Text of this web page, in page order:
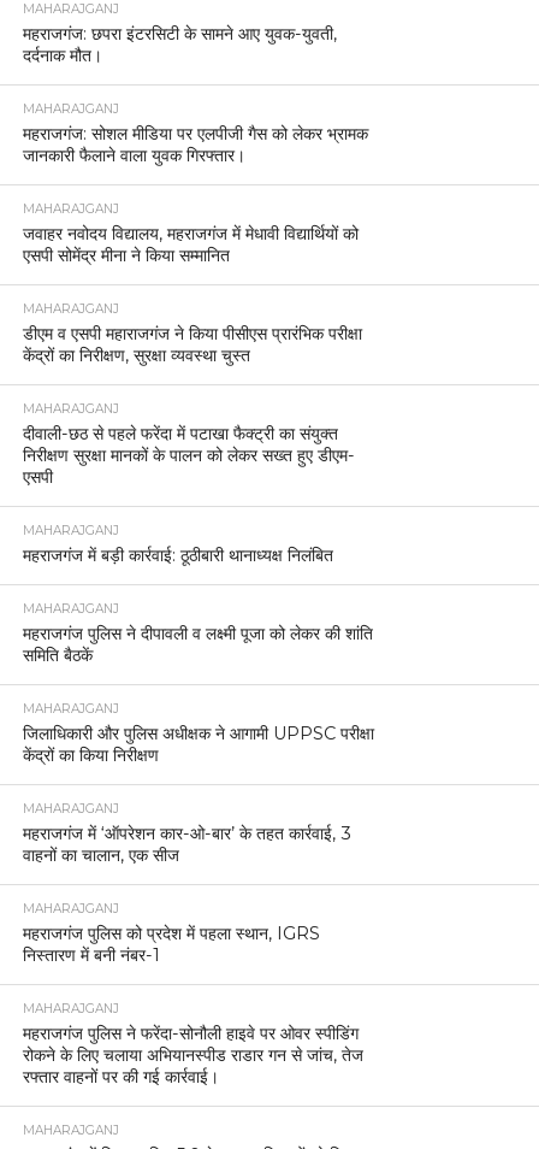
MAHARAJGANJ
महराजगंज: छपरा इंटरसिटी के सामने आए युवक-युवती,
दर्दनाक मौत।
MAHARAJGANJ
महराजगंज: सोशल मीडिया पर एलपीजी गैस को लेकर भ्रामक
जानकारी फैलाने वाला युवक गिरफ्तार।
MAHARAJGANJ
जवाहर नवोदय विद्यालय, महराजगंज में मेधावी विद्यार्थियों को
एसपी सोमेंद्र मीना ने किया सम्मानित
MAHARAJGANJ
डीएम व एसपी महाराजगंज ने किया पीसीएस प्रारंभिक परीक्षा
केंद्रों का निरीक्षण, सुरक्षा व्यवस्था चुस्त
MAHARAJGANJ
दीवाली-छठ से पहले फरेंदा में पटाखा फैक्ट्री का संयुक्त
निरीक्षण सुरक्षा मानकों के पालन को लेकर सख्त हुए डीएम-
एसपी
MAHARAJGANJ
महराजगंज में बड़ी कार्रवाई: ठूठीबारी थानाध्यक्ष निलंबित
MAHARAJGANJ
महराजगंज पुलिस ने दीपावली व लक्ष्मी पूजा को लेकर की शांति
समिति बैठकें
MAHARAJGANJ
जिलाधिकारी और पुलिस अधीक्षक ने आगामी UPPSC परीक्षा
केंद्रों का किया निरीक्षण
MAHARAJGANJ
महराजगंज में ‘ऑपरेशन कार-ओ-बार’ के तहत कार्रवाई, 3
वाहनों का चालान, एक सीज
MAHARAJGANJ
महराजगंज पुलिस को प्रदेश में पहला स्थान, IGRS
निस्तारण में बनी नंबर-1
MAHARAJGANJ
महराजगंज पुलिस ने फरेंदा-सोनौली हाइवे पर ओवर स्पीडिंग
रोकने के लिए चलाया अभियानस्पीड राडार गन से जांच, तेज
रफ्तार वाहनों पर की गई कार्रवाई।
MAHARAJGANJ